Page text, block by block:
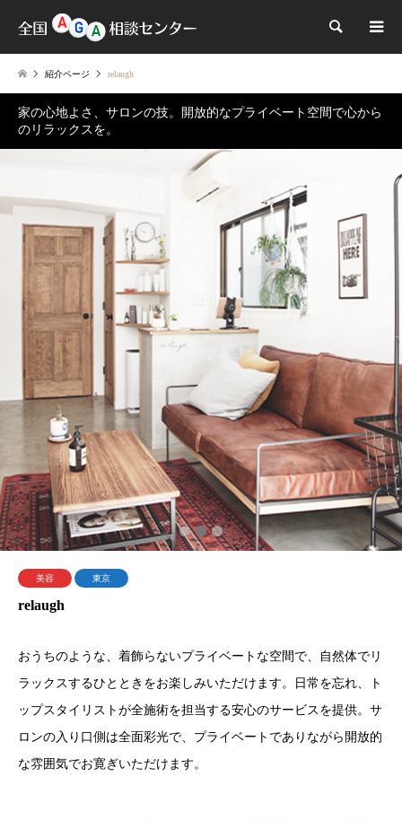
検索
紹介ページ relaugh
家の心地よさ、サロンの技。開放的なプライベート空間で心から
のリラックスを。
1 2 3
美容 東京
relaugh
おうちのような、着飾らないプライベートな空間で、自然体でリ
ラックスするひとときをお楽しみいただけます。日常を忘れ、ト
ップスタイリストが全施術を担当する安心のサービスを提供。サ
ロンの入り口側は全面彩光で、プライベートでありながら開放的
な雰囲気でお寛ぎいただけます。